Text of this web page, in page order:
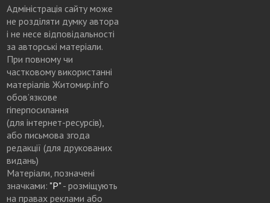
Адміністрація сайту може
не розділяти думку автора
і не несе відповідальності
за авторські матеріали.
При повному чи
частковому використанні
матеріалів Житомир.info
обов’язкове
гіперпосилання
(для інтернет-ресурсів),
або письмова згода
редакції (для друкованих
видань)
Матеріали, позначені
значками: "Р"- розміщують
на правах реклами або